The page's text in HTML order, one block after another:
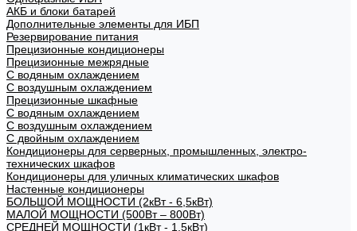
АКБ и блоки батарей
Дополнительные элементы для ИБП
Резервирование питания
Прецизионные кондиционеры
Прецизионные межрядные
С водяным охлаждением
С воздушным охлаждением
Прецизионные шкафные
С водяным охлаждением
С воздушным охлаждением
С двойным охлаждением
Кондиционеры для серверных, промышленных, электро-
технических шкафов
Кондиционеры для уличных климатических шкафов
Настенные кондиционеры
БОЛЬШОЙ МОЩНОСТИ (2кВт - 6,5кВт)
МАЛОЙ МОЩНОСТИ (500Вт – 800Вт)
СРЕДНЕЙ МОЩНОСТИ (1кВт - 1,5кВт)